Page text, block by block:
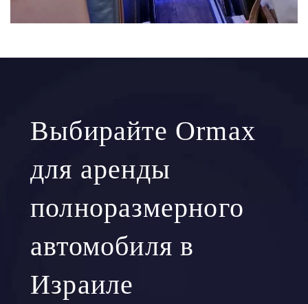
Выбирайте Ormax
для аренды
полноразмерного
автомобиля в
Израиле